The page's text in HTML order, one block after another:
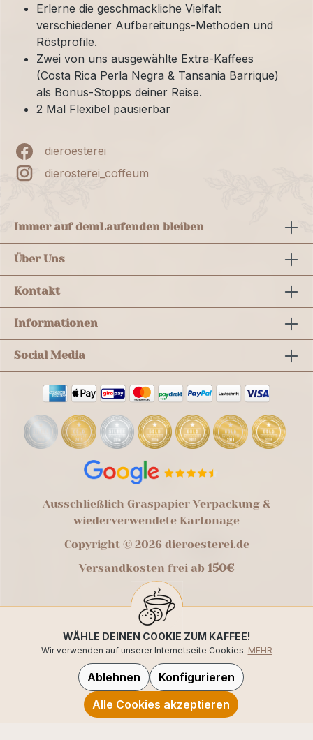
Erlerne die geschmackliche Vielfalt
verschiedener Aufbereitungs-Methoden und
Röstprofile.
Zwei von uns ausgewählte Extra-Kaffees
(Costa Rica Perla Negra & Tansania Barrique)
als Bonus-Stopps deiner Reise.
2 Mal Flexibel pausierbar
dieroesterei
dierosterei_coffeum
Immer auf demLaufenden bleiben
Über Uns
Kontakt
Informationen
Social Media
Ausschließlich Graspapier Verpackung &
wiederverwendete Kartonage
Copyright © 2026 dieroesterei.de
Versandkosten frei ab 150€
WÄHLE DEINEN COOKIE ZUM KAFFEE!
Wir verwenden auf unserer Internetseite Cookies. MEHR
Ablehnen
Konfigurieren
Alle Cookies akzeptieren